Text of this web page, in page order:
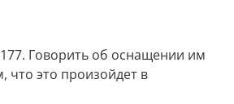
Говорить об оснащении им
что это произойдет в